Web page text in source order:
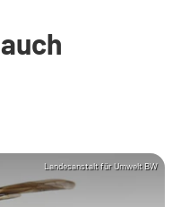
Landesanstalt für Umwelt BW